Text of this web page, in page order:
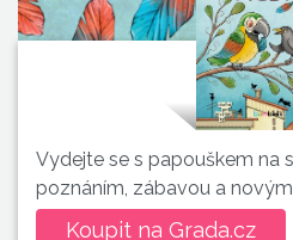
Vydejte se s papouškem na
poznáním, zábavou a
Koupit na Grada.cz